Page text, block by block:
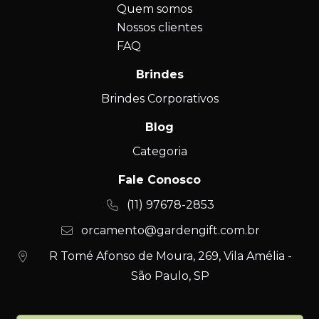
Quem somos
Nossos clientes
FAQ
Brindes
Brindes Corporativos
Blog
Categoria
Fale Conosco
(11) 97678-2853
orcamento@gardengift.com.br
R Tomé Afonso de Moura, 269, Vila Amélia -
São Paulo, SP